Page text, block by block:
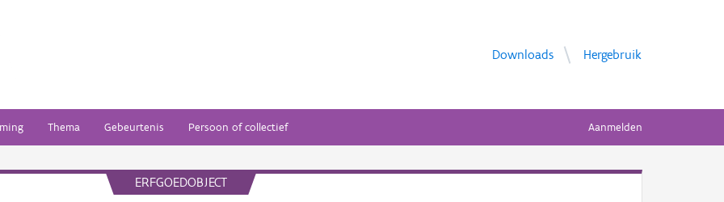
Downloads Hergebruik
Thema Gebeurtenis Persoon of collectief Aanmelden
ERFGOEDOBJECT